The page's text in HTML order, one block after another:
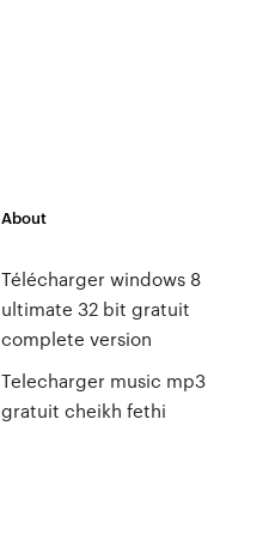
About
Télécharger windows 8
ultimate 32 bit gratuit
complete version
Telecharger music mp3
gratuit cheikh fethi